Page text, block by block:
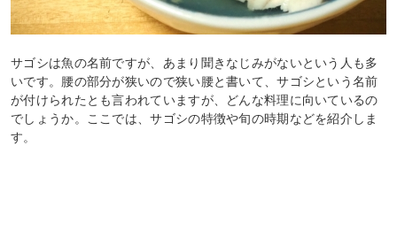
サゴシは魚の名前ですが、あまり聞きなじみがないという人も多
いです。腰の部分が狭いので狭い腰と書いて、サゴシという名前
が付けられたとも言われていますが、どんな料理に向いているの
でしょうか。ここでは、サゴシの特徴や旬の時期などを紹介しま
す。